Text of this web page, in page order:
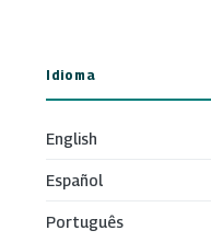
Idioma
English
Español
Português